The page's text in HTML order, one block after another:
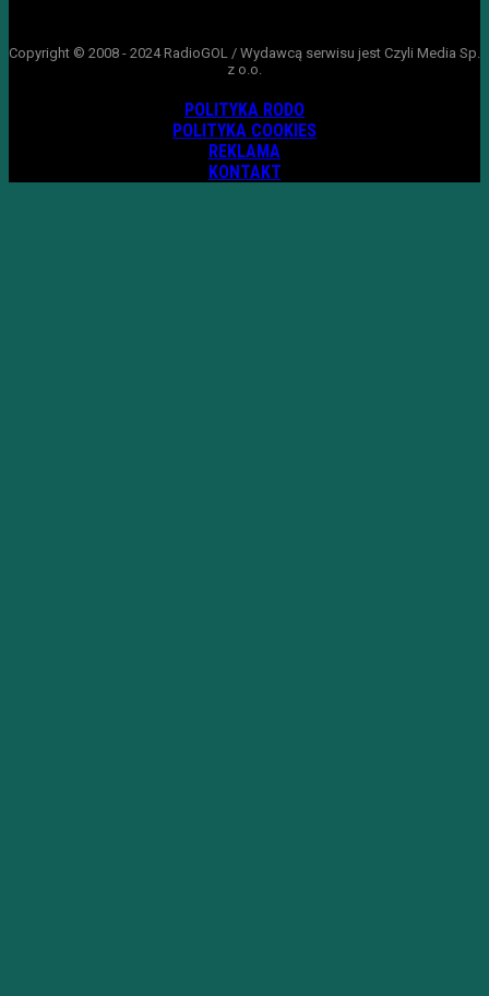
Copyright © 2008 - 2024 RadioGOL / Wydawcą serwisu jest Czyli Media Sp.
z o.o.
POLITYKA RODO
POLITYKA COOKIES
REKLAMA
KONTAKT